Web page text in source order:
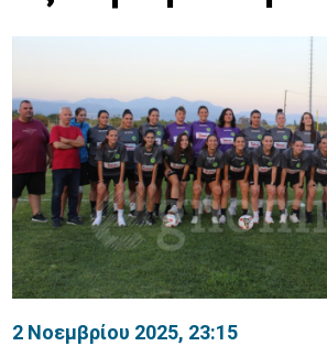
2 Νοεμβρίου 2025, 23:15